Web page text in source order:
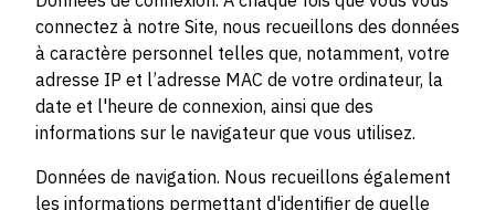
connectez à notre Site, nous recueillons des données
à caractère personnel telles que, notamment, votre
adresse IP et l’adresse MAC de votre ordinateur, la
date et l'heure de connexion, ainsi que des
informations sur le navigateur que vous utilisez.
Données de navigation. Nous recueillons également
les informations permettant d'identifier de quelle